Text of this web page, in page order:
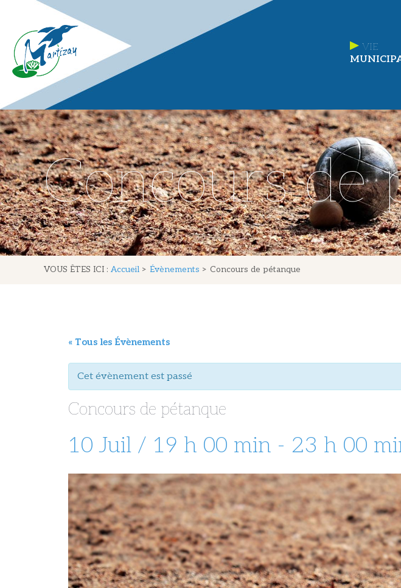
VIE
Concours de
VOUS ÊTES ICI : Accueil > Évènements > Concours de pétanque
« Tous les Évènements
Cet évènement est passé
Concours de pétanque
10 Juil / 19 h 00 min - 23 h 00